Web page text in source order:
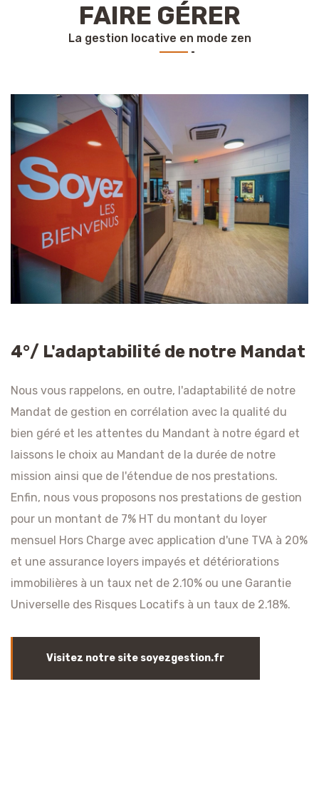
FAIRE GÉRER
La gestion locative en mode zen
4°/ L'adaptabilité de notre Mandat
Nous vous rappelons, en outre, l'adaptabilité de notre
Mandat de gestion en corrélation avec la qualité du
bien géré et les attentes du Mandant à notre égard et
laissons le choix au Mandant de la durée de notre
mission ainsi que de l'étendue de nos prestations.
Enfin, nous vous proposons nos prestations de gestion
pour un montant de 7% HT du montant du loyer
mensuel Hors Charge avec application d'une TVA à 20%
et une assurance loyers impayés et détériorations
immobilières à un taux net de 2.10% ou une Garantie
Universelle des Risques Locatifs à un taux de 2.18%.
Visitez notre site soyezgestion.fr